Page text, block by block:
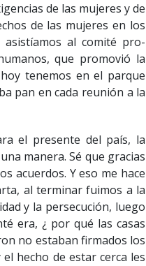
de las mujeres y de
de las mujeres en los
asistíamos al comité pro-
que promovió la
tenemos en el parque
pan en cada reunión a la
el presente del país, la
manera. Sé que gracias
acuerdos. Y eso me hace
al terminar fuimos a la
y la persecución, luego
era, ¿ por qué las casas
no estaban firmados los
hecho de estar cerca les